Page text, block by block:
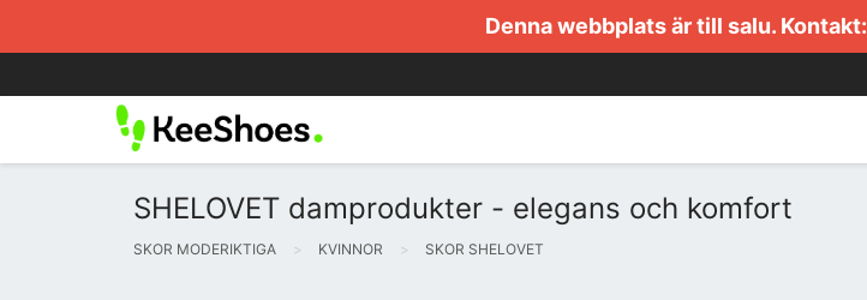
Denna webbplats är till salu. Kontakt:
SHELOVET damprodukter - elegans och komfort
SKOR MODERIKTIGA KVINNOR SKOR SHELOVET